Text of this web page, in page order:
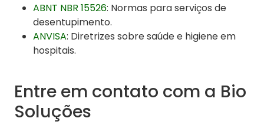
ABNT NBR 15526: Normas para serviços de
desentupimento.
ANVISA: Diretrizes sobre saúde e higiene em
hospitais.
Entre em contato com a Bio
Soluções